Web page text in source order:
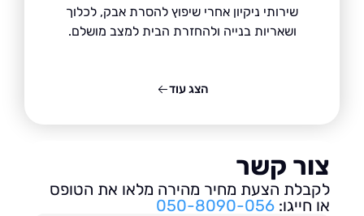
שירותי ניקיון אחרי שיפוץ להסרת אבק, לכלוך
ושאריות בנייה ולהחזרת הבית למצב מושלם.
קשר
הצעת מחיר מהירה מלאו את הטופס
חייגו:050-8090-056